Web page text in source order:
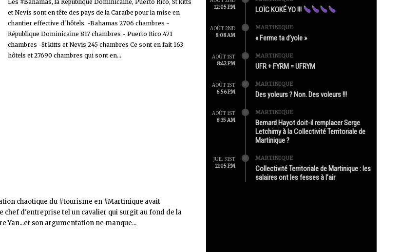
Les #Bahamas, la République Dominicaine, Puerto Rico, St kitts
et Nevis sont en tête des pays de la Caraïbe pour la mise en
chantier effective d'hôtels. -Bahamas 2706 chambres -
République Dominicaine 817 chambres - Puerto Rico 471
chambres -St kitts et Nevis 245 chambres Ce sont en fait 163
hôtels et 27690 chambres qui sont en...
chaotique du #tourisme en #Martinique avait
chef d'entreprise tel un cavalier qui surgit au fond de la
Yan...et son argumentation ne manque...
12:05 PM
LOÏC KOKÉ YO !!!
AOÛT 2ND
8:08 AM
MARTINIQUE
« Ferme ta d’yole »
AOÛT 1ST
8:42 PM
MARTINIQUE
UFR + FYRM = UFRYM
AOÛT 1ST
6:56 PM
MARTINIQUE
Des yoleurs ? Non. Des voleurs !!!
AOÛT 1ST
8:35 AM
MARTINIQUE
Bernard Hayot doit-il remplacer Serge
Letchimy à la Collectivité Territoriale de
Martinique ?
JUIL 31ST
11:05 PM
MARTINIQUE
Collectivité Territoriale de Martinique : les
salaires ont les fesses à l’air